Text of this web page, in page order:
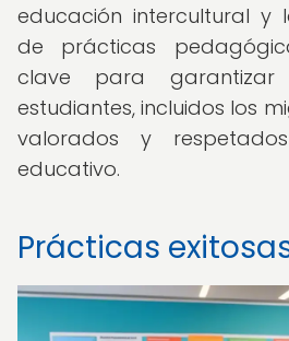
educación intercultural y
de prácticas
clave para
estudiantes, incluidos los
valorados y
educativo.
Prácticas